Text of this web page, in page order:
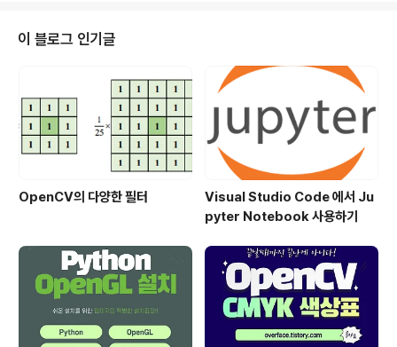
미리 가정된 확률 모델이 주어진 데이터 분포에 적합하지
않은 경우에는 좋은 성능을 기대하기 힘들다. 이러한 문제
에 대한 대안으로 비모수적 밀도추정에 기반을 둔 K-근접
이웃 분류기를 사용할 수 있다.(박혜영, 패턴인식과 기계학
습) K-근접이웃 분류기는 주어진 데이터로부터 거리가 가
까운 순서대로 K개의 데이터를 찾..
이 블로그 인기글
OpenCV의 다양한 필터
Visual Studio Code 에서 Ju
pyter Notebook 사용하기